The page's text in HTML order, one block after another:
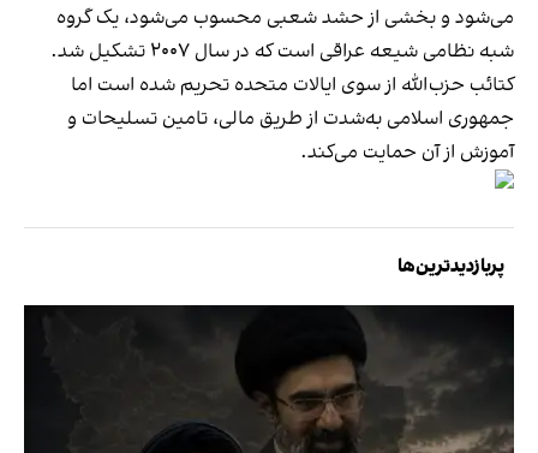
می‌شود و بخشی از حشد شعبی محسوب می‌شود، یک گروه
شبه نظامی شیعه عراقی است که در سال ۲۰۰۷ تشکیل شد.
کتائب حزب‌الله از سوی ایالات متحده تحریم شده است اما
جمهوری اسلامی به‌شدت از طریق مالی، تامین تسلیحات و
آموزش از آن حمایت می‌کند.
پربازدیدترین‌ها